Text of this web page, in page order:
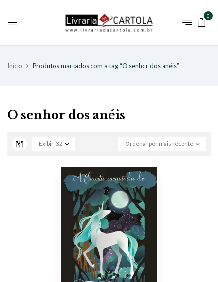
0
Início Produtos marcados com a tag “O senhor dos anéis”
O senhor dos anéis
Ordenar por mais recente
Exibir 32